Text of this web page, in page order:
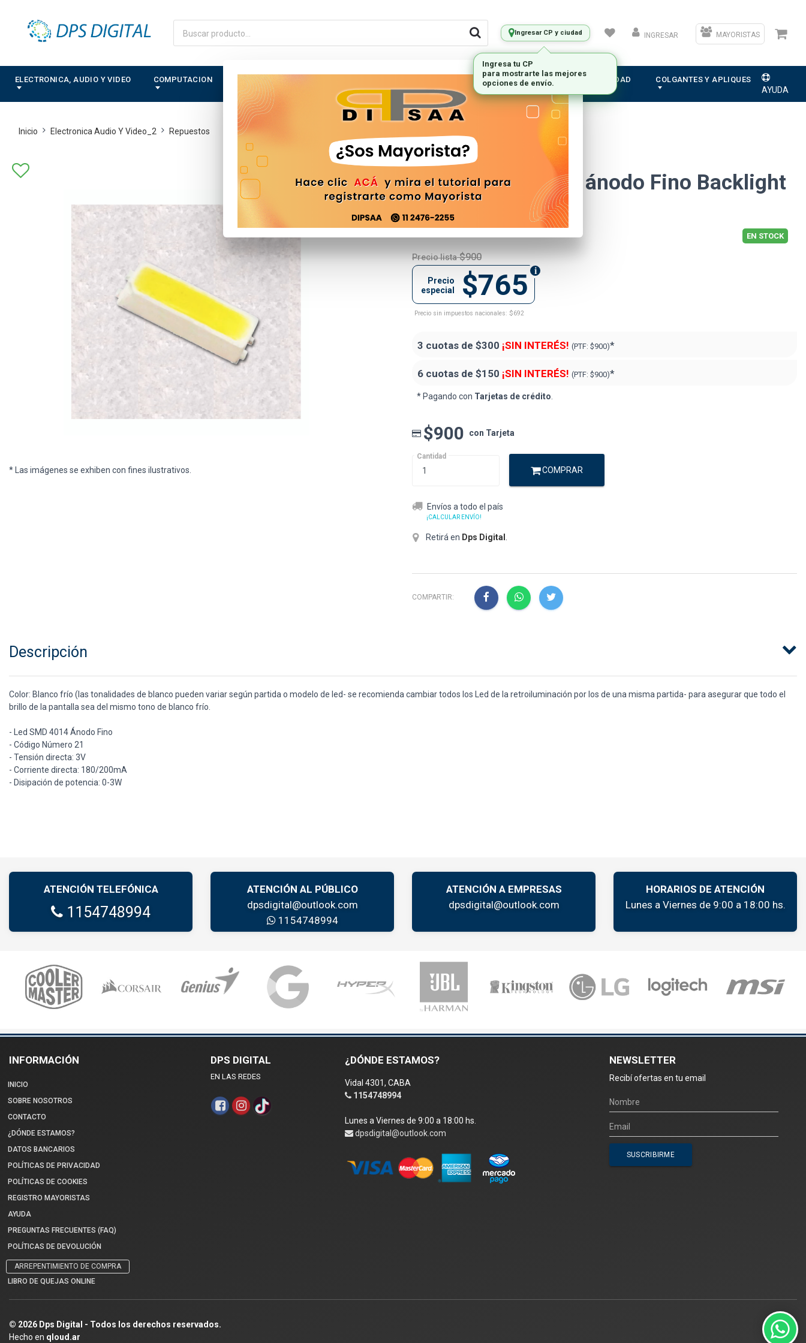
Ingresar CP y ciudad INGRESAR MAYORISTAS
ELECTRONICA, AUDIO Y VIDEO COMPUTACION CONTROLES REMOTOS
ELECTRODOMESTICOS
ILUMINACION ELECTRICIDAD COLGANTES Y APLIQUES
AYUDA
Inicio Electronica Audio Y Video_2 Repuestos
* Las imágenes se exhiben con fines ilustrativos.
Led Smd 4014 3V ánodo Fino Backlight
Tv
EN STOCK
Precio lista $900
$765
Precio
especial
Precio sin impuestos nacionales: $692
3 cuotas de $300 ¡SIN INTERÉS! (PTF: $900)*
6 cuotas de $150 ¡SIN INTERÉS! (PTF: $900)*
* Pagando con Tarjetas de crédito
$900 con Tarjeta
Cantidad
COMPRAR
Envíos a todo el país
¡CALCULAR ENVÍO!
Retirá en Dps Digital
COMPARTIR:
Descripción
Color: Blanco frío (las tonalidades de blanco pueden variar según partida o modelo de led- se recomienda cambiar todos los Led de la retroiluminación por los de una misma partida- para asegurar que todo el
brillo de la pantalla sea del mismo tono de blanco frío.
- Led SMD 4014 Ánodo Fino
- Código Número 21
- Tensión directa: 3V
- Corriente directa: 180/200mA
- Disipación de potencia: 0-3W
ATENCIÓN TELEFÓNICA
1154748994
ATENCIÓN AL PÚBLICO
dpsdigital@outlook.com
1154748994
ATENCIÓN A EMPRESAS
dpsdigital@outlook.com
HORARIOS DE ATENCIÓN
Lunes a Viernes de 9:00 a 18:00 hs.
INFORMACIÓN
INICIO
SOBRE NOSOTROS
CONTACTO
¿DÓNDE ESTAMOS?
DATOS BANCARIOS
POLÍTICAS DE PRIVACIDAD
POLÍTICAS DE COOKIES
REGISTRO MAYORISTAS
AYUDA
PREGUNTAS FRECUENTES (FAQ)
POLÍTICAS DE DEVOLUCIÓN
ARREPENTIMIENTO DE COMPRA
LIBRO DE QUEJAS ONLINE
DPS DIGITAL
EN LAS REDES
¿DÓNDE ESTAMOS?
Vidal 4301, CABA
1154748994
Lunes a Viernes de 9:00 a 18:00 hs.
dpsdigital@outlook.com
NEWSLETTER
Recibí ofertas en tu email
© 2026 Dps Digital - Todos los derechos reservados.
Hecho en qloud.ar